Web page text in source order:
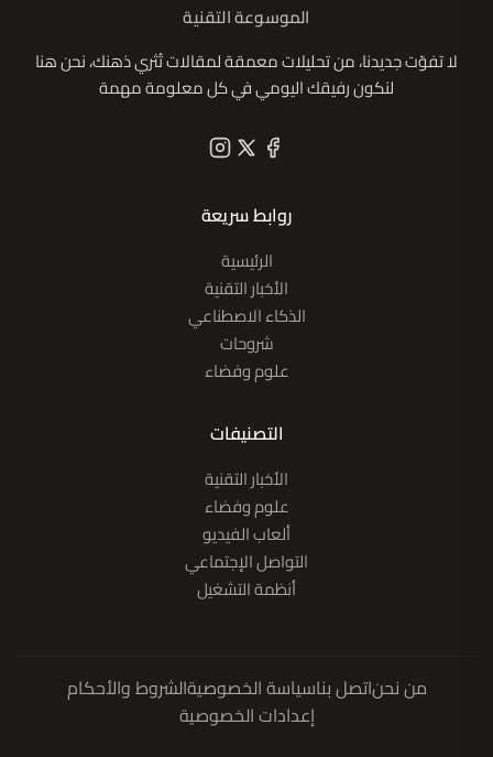
الموسوعة التقنية
لا تفوّت جديدنا، من تحليلات معمقة لمقالات تُثري ذهنك، نحن هنا
لنكون رفيقك اليومي في كل معلومة مهمة
روابط سريعة
الرئيسية
الأخبار التقنية
الذكاء الاصطناعي
شروحات
علوم وفضاء
التصنيفات
الأخبار التقنية
علوم وفضاء
ألعاب الفيديو
التواصل الإجتماعي
أنظمة التشغيل
من نحناتصل بناسياسة الخصوصيةالشروط والأحكام
إعدادات الخصوصية